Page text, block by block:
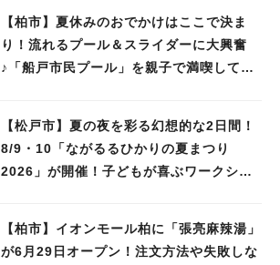
【柏市】夏休みのおでかけはここで決ま
り！流れるプール＆スライダーに大興奮
♪「船戸市民プール」を親子で満喫してき
【松戸市】夏の夜を彩る幻想的な2日間！
8/9・10「ながるるひかりの夏まつり
2026」が開催！子どもが喜ぶワークショ
【柏市】イオンモール柏に「張亮麻辣湯」
が6月29日オープン！注文方法や失敗しな